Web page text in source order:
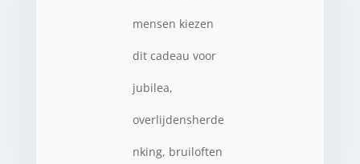
mensen kiezen
dit cadeau voor
jubilea,
overlijdensherde
nking, bruiloften